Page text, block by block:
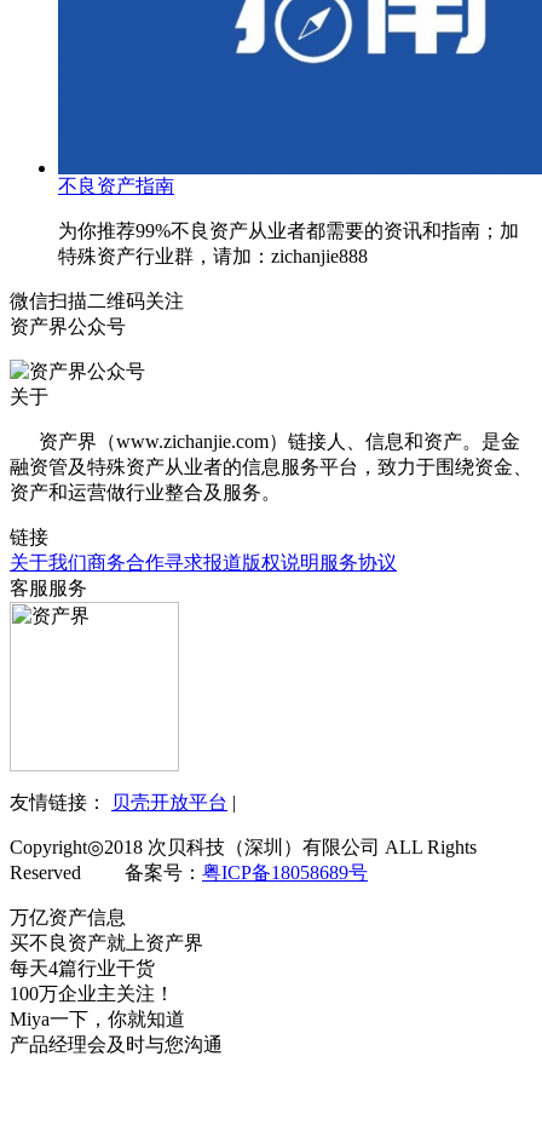
不良资产指南
为你推荐99%不良资产从业者都需要的资讯和指南；加
特殊资产行业群，请加：zichanjie888
微信扫描二维码关注
资产界公众号
关于
资产界（www.zichanjie.com）链接人、信息和资产。是金
融资管及特殊资产从业者的信息服务平台，致力于围绕资金、
资产和运营做行业整合及服务。
链接
关于我们商务合作寻求报道版权说明服务协议
客服服务
友情链接： 贝壳开放平台
Copyright◎2018 次贝科技（深圳）有限公司 ALL Rights
Reserved 备案号： 粤ICP备18058689号
万亿资产信息
买不良资产就上资产界
每天4篇行业干货
100万企业主关注！
Miya一下，你就知道
产品经理会及时与您沟通